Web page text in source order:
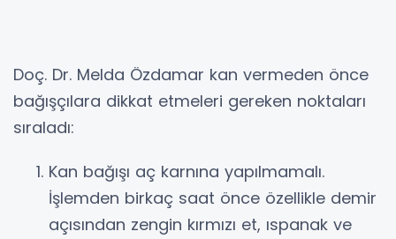
Doç. Dr. Melda Özdamar kan vermeden önce
bağışçılara dikkat etmeleri gereken noktaları
sıraladı:
Kan bağışı aç karnına yapılmamalı.
İşlemden birkaç saat önce özellikle demir
açısından zengin kırmızı et, ıspanak ve